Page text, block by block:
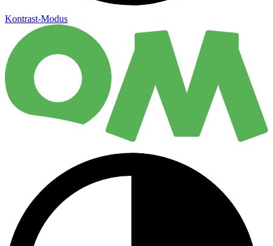
Kontrast-Modus